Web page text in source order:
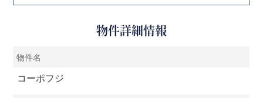
物件詳細情報
物件名
コーポフジ